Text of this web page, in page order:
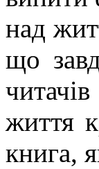
над
що
життя
книга,